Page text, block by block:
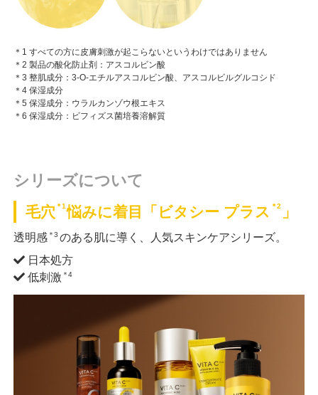
＊1 すべての方に皮膚刺激が起こらないというわけではありません
＊2 製品の酸化防止剤：アスコルビン酸
＊3 整肌成分：3-O-エチルアスコルビン酸、アスコルビルグルコシド
＊4 保湿成分
＊5 保湿成分：ウラルカンゾウ根エキス
＊6 保湿成分：ビフィズス菌培養溶解質
シリーズについて
毛穴 ＊1悩みに着目「ビタシー プラス ＊2 」
透明感 ＊3 のある肌に導く、人気スキンケアシリーズ。
日本処方
低刺激 ＊4